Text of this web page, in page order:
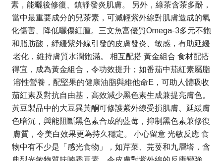
素，能曬後修復、鎮靜發炎肌膚。 另外，綠茶含茶多酚，
當中最重要成分的兒茶素，可減輕紫外線對肌膚造成的氧
化傷害、降低曬傷紅腫。三文魚富優質Omega-3多元不飽
和脂肪酸，紓緩紫外線引發的皮膚發炎、敏感，有助延緩
老化，維持膚質水潤飽滿。 相互配搭 黃金組合 食材配搭
得宜，成為黃金組合，令功效提升；如番茄中茄紅素屬脂
溶性營養，配堅果的健康油脂與維他命E，可助人體吸收
茄紅素及對抗自由基，高效減少黑色素生成兼提亮膚色。
黃豆製品中的大豆異黃酮可修護紫外線受損肌膚、延緩膚
色暗沉，與能阻斷黑色素合成的藍莓，抑制黑色素兼修復
膚質，令美白效果更為持久穩定。 小心留意 光敏反應 食
物中有不少是「感光食物」，如芹菜、芫荽和九層塔，含